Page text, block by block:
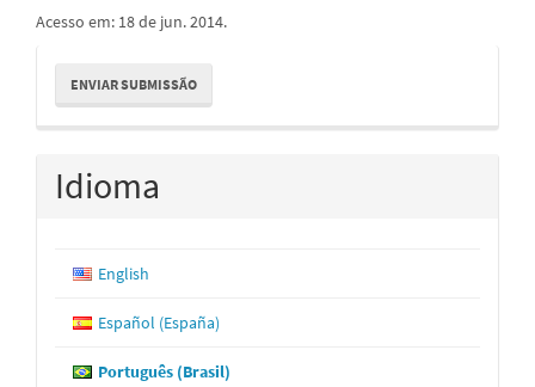
Acesso em: 18 de jun. 2014.
Enviar
Submissão
ENVIAR SUBMISSÃO
Idioma
English
Español (España)
Português (Brasil)